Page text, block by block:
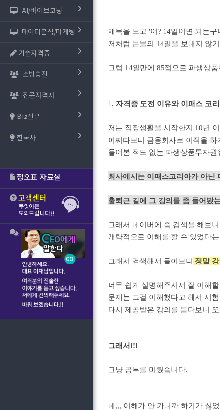
AI/바이브코딩
데이터분석/마케팅
기술자격증
소방승진
전문자격사
Biz실무
한국사
제목을 보고 '어? 14일이면 되는
저처럼 눈물의 14일을 보내지 않
그럼 14일만에 85점으로 파생상
1. 자격증 도전 이유와 이패스 코
저는 직장생활을 시작한지 10년
어쩌다보니 금융회사로 이직을
들어본 적도 없는 파생상품투자
회사에서는 이패스코리아가 아닌
출퇴근 길에 그 강의를 좀 들어봤
그래서 네이버에 좀 검색을 해보
개략적으로 이해를 할 수 있었다
그래서 검색해서 들어보니 정말
너무 쉽게 설명해주셔서 잘 이해
문제는 그걸 이해했다고 해서 시
다시 제공받은 강의를 듣다보니
그래서!!!
그냥 공부를 미뤘습니다.
네,,, 이해가 안 가니까 하기가 싫